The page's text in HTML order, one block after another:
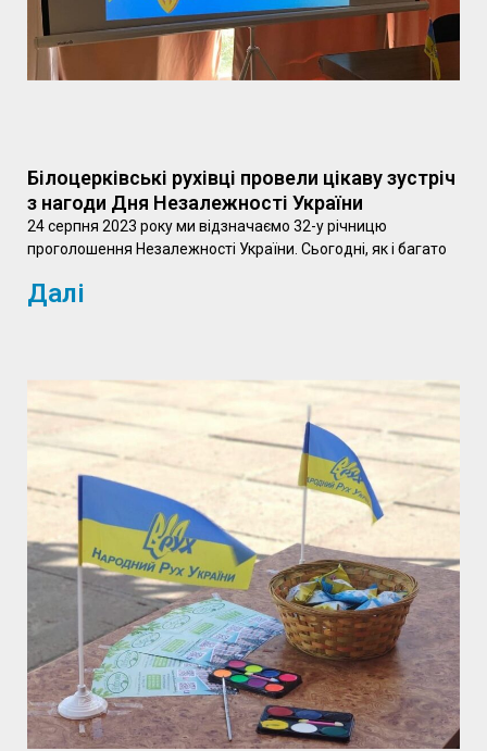
Білоцерківські рухівці провели цікаву зустріч
з нагоди Дня Незалежності України
24 серпня 2023 року ми відзначаємо 32-у річницю
проголошення Незалежності України. Сьогодні, як і багато
Далі